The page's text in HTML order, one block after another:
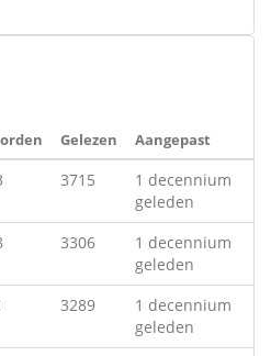
Gelezen Aangepast
3715
1 decennium
geleden
3306
1 decennium
geleden
3289
1 decennium
geleden